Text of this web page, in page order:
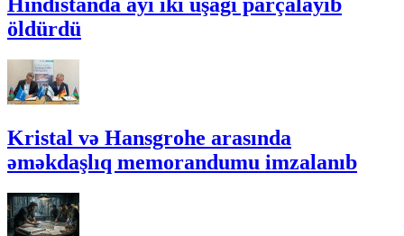
Hindistanda ayı iki uşağı parçalayıb
öldürdü
Kristal və Hansgrohe arasında
əməkdaşlıq memorandumu imzalanıb